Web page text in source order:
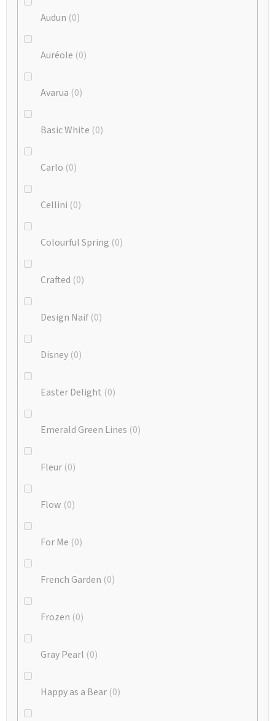
Audun 0
Auréole 0
Avarua 0
Basic White 0
Carlo 0
Cellini 0
Colourful Spring 0
Crafted 0
Design Naif 0
Disney 0
Easter Delight 0
Emerald Green Lines 0
Fleur 0
Flow 0
For Me 0
French Garden 0
Frozen 0
Gray Pearl 0
Happy as a Bear 0